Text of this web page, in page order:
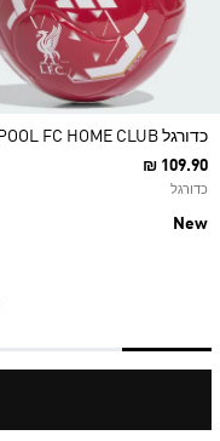
כדורגל LIVERPOOL FC HOME CLUB
₪ 109.90
כדורגל
New